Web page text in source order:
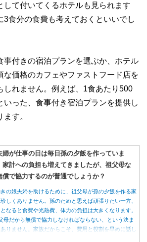
して付いてくるホテルも見られます
3食分の食費も考えておくといいでし
事付きの宿泊プランを選ぶか、ホテル
な価格のカフェやファストフード店を
しれません。例えば、1食あたり500
いった、食事付き宿泊プランを提供し
す。
婦が仕事の日は毎日孫の夕飯を作っていま
家計への負担も増えてきましたが、祖父母な
償で協力するのが普通でしょうか？
の娘夫婦を助けるために、祖父母が孫の夕飯を作る家
珍しくありません。孫のためと思えば頑張りたい一方、
なると食費や光熱費、体力の負担は大きくなります。
母だから無償で協力しなければならない、という決ま
ありません。家族だからこそ、費用と役割を早めに話し